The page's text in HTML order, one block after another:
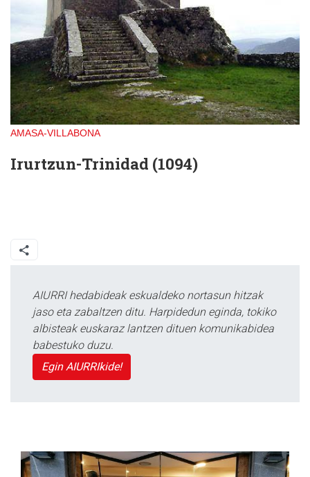
AMASA-VILLABONA
Irurtzun-Trinidad (1094)
AIURRI hedabideak eskualdeko nortasun hitzak
jaso eta zabaltzen ditu. Harpidedun eginda, tokiko
albisteak euskaraz lantzen dituen komunikabidea
babestuko duzu.
Egin AIURRIkide!